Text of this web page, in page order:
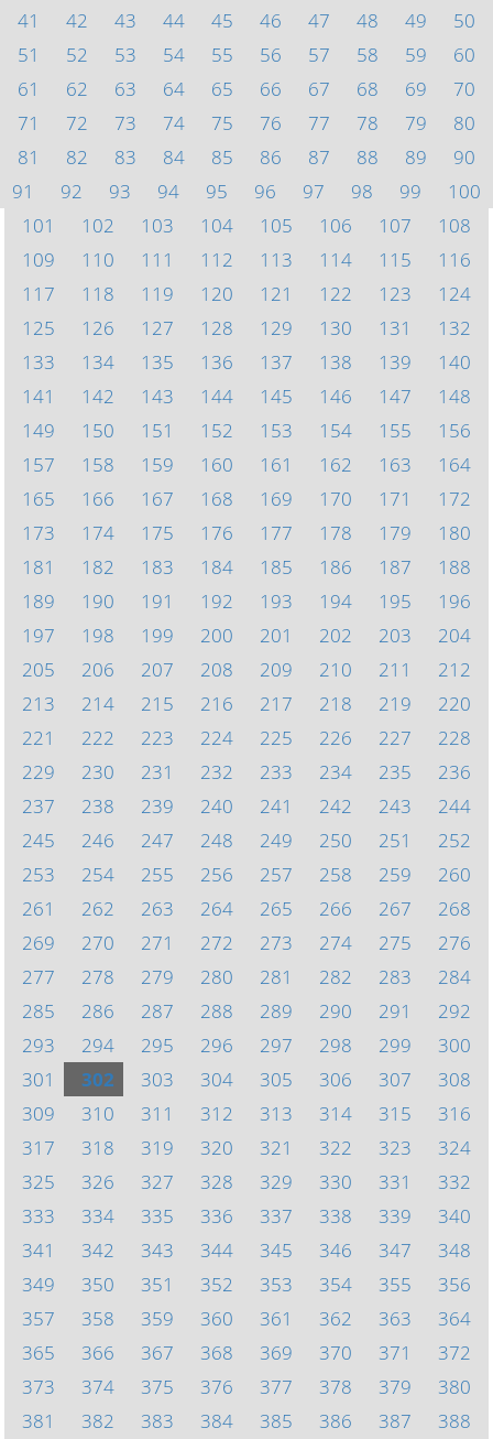
41
42 43 44 45 46 47 48 49
50
51
52 53 54 55 56 57 58 59
60
61
62 63 64 65 66 67 68 69
70
71
72 73 74 75 76 77 78 79
80
81
82 83 84 85 86 87 88 89
90
91
92 93 94 95 96 97 98 99
100
101
102 103 104 105 106 107
108
109
110 111 112 113 114 115
116
117
118 119 120 121 122 123
124
125
126 127 128 129 130 131
132
133
134 135 136 137 138 139
140
141
142 143 144 145 146 147
148
149
150 151 152 153 154 155
156
157
158 159 160 161 162 163
164
165
166 167 168 169 170 171
172
173
174 175 176 177 178 179
180
181
182 183 184 185 186 187
188
189
190 191 192 193 194 195
196
197
198 199 200 201 202 203
204
205
206 207 208 209 210 211
212
213
214 215 216 217 218 219
220
221
222 223 224 225 226 227
228
229
230 231 232 233 234 235
236
237
238 239 240 241 242 243
244
245
246 247 248 249 250 251
252
253
254 255 256 257 258 259
260
261
262 263 264 265 266 267
268
269
270 271 272 273 274 275
276
277
278 279 280 281 282 283
284
285
286 287 288 289 290 291
292
293
294 295 296 297 298 299
300
301
302 303 304 305 306 307
308
309
310 311 312 313 314 315
316
317
318 319 320 321 322 323
324
325
326 327 328 329 330 331
332
333
334 335 336 337 338 339
340
341
342 343 344 345 346 347
348
349
350 351 352 353 354 355
356
357
358 359 360 361 362 363
364
365
366 367 368 369 370 371
372
373
374 375 376 377 378 379
380
381
382 383 384 385 386 387 388